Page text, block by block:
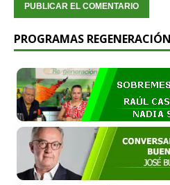
PROGRAMAS